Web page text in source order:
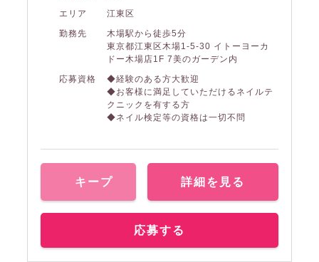
エリア
江東区
勤務先
木場駅から徒歩5分
東京都江東区木場1-5-30 イトーヨーカ
ドー木場店1F 7美のガーデン内
応募資格
◆経験のある方大歓迎
◆お客様に満足していただけるネイルテ
クニックを有する方
◆ネイル検定等の資格は一切不問
キープ 詳細を見る
応募する